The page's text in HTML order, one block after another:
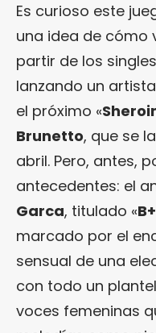
Es curioso este
una idea de cómo
partir de los
lanzando un
el próximo «
Brunetto, que se
abril. Pero, antes,
antecedentes: el
Garca, titulado «B+
marcado por el
sensual de una
con todo un
voces femeninas